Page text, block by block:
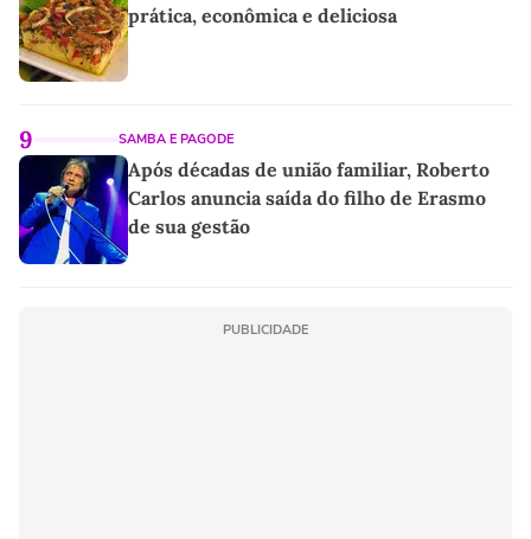
prática, econômica e deliciosa
9 SAMBA E PAGODE
Após décadas de união familiar, Roberto
Carlos anuncia saída do filho de Erasmo
de sua gestão
PUBLICIDADE